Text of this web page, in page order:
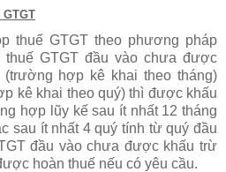
thuế GTGT theo phương pháp
GTGT đầu vào chưa được
(trường hợp kê khai theo tháng)
kê khai theo quý) thì được khấu
hợp lũy kế sau ít nhất 12 tháng
sau ít nhất 4 quý tính từ quý đầu
đầu vào chưa được khấu trừ
hoàn thuế nếu có yêu cầu.